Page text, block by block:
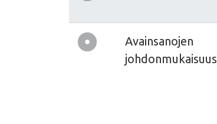
Avainsanojen
johdonmukaisuus